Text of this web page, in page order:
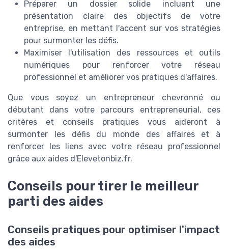
Préparer un dossier solide incluant une
présentation claire des objectifs de votre
entreprise, en mettant l'accent sur vos stratégies
pour surmonter les défis.
Maximiser l'utilisation des ressources et outils
numériques pour renforcer votre réseau
professionnel et améliorer vos pratiques d'affaires.
Que vous soyez un entrepreneur chevronné ou
débutant dans votre parcours entrepreneurial, ces
critères et conseils pratiques vous aideront à
surmonter les défis du monde des affaires et à
renforcer les liens avec votre réseau professionnel
grâce aux aides d'Elevetonbiz.fr.
Conseils pour tirer le meilleur
parti des aides
Conseils pratiques pour optimiser l'impact
des aides